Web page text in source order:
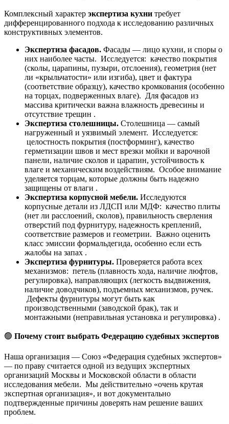
Комплексный характер экспертиза кухни требует
дифференцированного подхода к исследованию различных
конструктивных элементов.
Экспертиза фасадов. Фасады — лицо кухни, и споры о
них наиболее часты. Исследуется: качество покрытия
(сколы, царапины, пузыри, отслоения), геометрия (нет
ли «крыльчатости» или изгиба), цвет и фактура
(соответствие образцу), качество кромкования (особенно
на торцах, подверженных влаге). Для фасадов из
массива критически важна влажность древесины и
отсутствие трещин .
Экспертиза столешницы. Столешница — самый
нагруженный и уязвимый элемент. Исследуется:
целостность покрытия (постформинг), качество
герметизации швов и мест врезки мойки и варочной
панели, наличие сколов и царапин, устойчивость к
влаге и механическим воздействиям. Особое внимание
уделяется торцам, которые должны быть надежно
защищены от влаги .
Экспертиза корпусной мебели. Исследуются
корпусные детали из ЛДСП или МДФ: качество плиты
(нет ли расслоений, сколов), правильность сверления
отверстий под фурнитуру, надежность креплений,
соответствие размеров и геометрии. Важно оценить
класс эмиссии формальдегида, особенно если есть
жалобы на запах .
Экспертиза фурнитуры. Проверяется работа всех
механизмов: петель (плавность хода, наличие люфтов,
регулировка), направляющих (легкость выдвижения,
наличие доводчиков), подъемных механизмов, ручек.
Дефекты фурнитуры могут быть как
производственными (заводской брак), так и
монтажными (неправильная установка и регулировка) .
🟢 Почему стоит выбрать Федерацию судебных экспертов
Наша организация — Союз «Федерация судебных экспертов»
— по праву считается одной из ведущих экспертных
организаций Москвы и Московской области в области
исследования мебели. Мы действительно «очень крутая
экспертная организация», и вот документально
подтвержденные причины доверять нам решение ваших
проблем.